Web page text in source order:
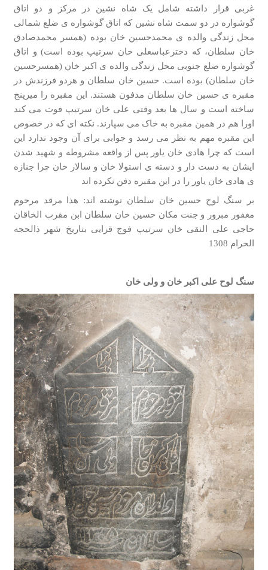
غربی قرار داشته شامل یک شاه نشین در مرکز و دو اتاق
گوشواره در دو سمت شاه نشین که اتاق گوشواره­ ی ضلع شمالی
محل زندگی والده­ ی محمدحسین خان بوده (همسر محمدصادق
خان سلطان، که دخترعباسعلی خان سرتیپ بوده است) و اتاق
گوشواره ضلع جنوبی محل زندگی والده ­ی اکبر خان (همسرحسین
خان سلطان) بوده است. حسین خان سلطان و هردو فرزندش در
مقبره ی حسین خان سلطان مدفون هستند. این مقبره را میرپنج
ساخته است و سال ها بعد وقتی علی خان سرتیپ فوت می کند
اورا هم در همین مقبره به خاک می سپارند. نکته ای که در خصوص
این مقبره مهم به نظر می رسد و جوابی برای آن وجود ندارد این
است که چرا هادی خان یاور پس از واقعه مشروطه و شهید شدن
ایشان به دست دار و دسته ی استولا خان و سالار خان چرا جنازه
ی هادی خان یاور را در این مقبره دفن نکرده اند
بر سنگ لوح حسین خان سلطان نوشته اند: هذا مرقد مرحوم
مغفور مبرور و جنت مکان حسین خان سلطان ابن مقرب الخاقان
حاجی علی النقی خان سرتیپ فوج قرایی بتاریخ شهر ذالحجه
الحرام 1308
سنگ لوح علی اکبر خان و ولی خان